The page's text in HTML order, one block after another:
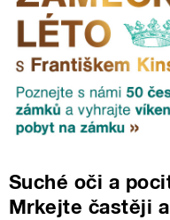
Suché oči a
Mrkejte častěji